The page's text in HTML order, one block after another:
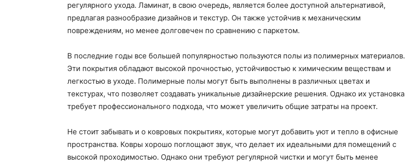
регулярного ухода. Ламинат, в свою очередь, является более доступной альтернативой,
предлагая разнообразие дизайнов и текстур. Он также устойчив к механическим
повреждениям, но менее долговечен по сравнению с паркетом.
В последние годы все большей популярностью пользуются полы из полимерных материалов.
Эти покрытия обладают высокой прочностью, устойчивостью к химическим веществам и
легкостью в уходе. Полимерные полы могут быть выполнены в различных цветах и
текстурах, что позволяет создавать уникальные дизайнерские решения. Однако их установка
требует профессионального подхода, что может увеличить общие затраты на проект.
Не стоит забывать и о ковровых покрытиях, которые могут добавить уют и тепло в офисные
пространства. Ковры хорошо поглощают звук, что делает их идеальными для помещений с
высокой проходимостью. Однако они требуют регулярной чистки и могут быть менее